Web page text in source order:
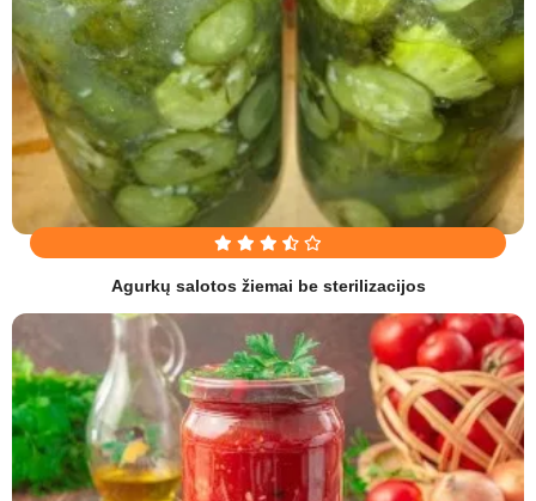
Agurkų salotos žiemai be sterilizacijos